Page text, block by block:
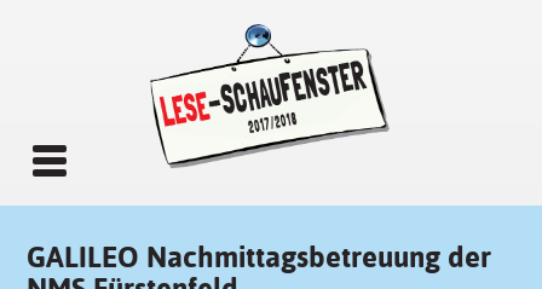
GALILEO Nachmittagsbetreuung der